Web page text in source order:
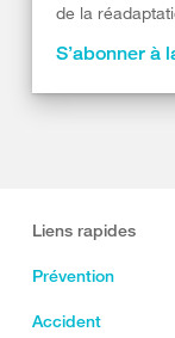
de la
S’abonner à
Liens rapides
Prévention
Accident